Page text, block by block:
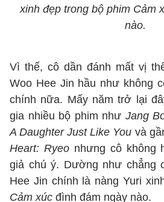
xinh đẹp trong bộ phim Cảm
nào.
Vì thế, cô dần đánh mất vị
Woo Hee Jin hầu như không
chính nữa. Mấy năm trở lại
gia nhiều bộ phim như Jang
A Daughter Just Like You và
Heart: Ryeonhưng cô không
giả chú ý. Dường như chẳng
Hee Jin chính là nàng Yuri
Cảm xúc đình đám ngày nào.